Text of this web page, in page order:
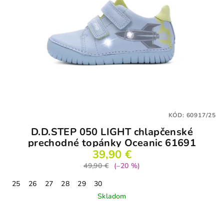
D.D.STEP 050 LIGHT chlapčenské
prechodné topánky Oceanic 61691
39,90 €
49,90 €
(–20 %)
25
26 27 28 29
30
Skladom
KÓD: 60917/25